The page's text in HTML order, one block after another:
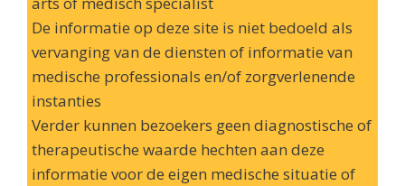
De informatie op deze site is niet bedoeld als
vervanging van de diensten of informatie van
medische professionals en/of zorgverlenende
instanties
Verder kunnen bezoekers geen diagnostische of
therapeutische waarde hechten aan deze
informatie voor de eigen medische situatie of